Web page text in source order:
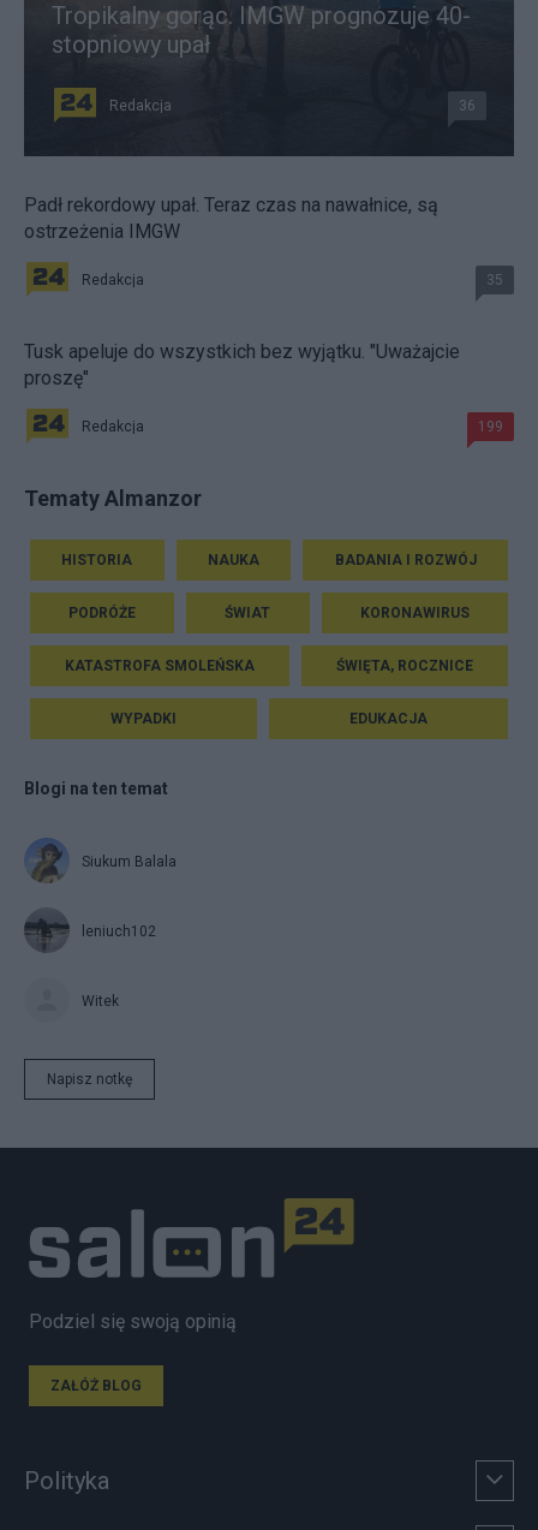
Tropikalny gorąc. IMGW prognozuje 40-
stopniowy upał
Redakcja 36
Padł rekordowy upał. Teraz czas na nawałnice, są
ostrzeżenia IMGW
Redakcja 35
Tusk apeluje do wszystkich bez wyjątku. "Uważajcie
proszę"
Redakcja 199
Tematy Almanzor
HISTORIA NAUKA BADANIA I ROZWÓJ
PODRÓŻE ŚWIAT KORONAWIRUS
KATASTROFA SMOLEŃSKA ŚWIĘTA, ROCZNICE
WYPADKI EDUKACJA
Blogi na ten temat
Siukum Balala
leniuch102
Witek
Napisz notkę
Podziel się swoją opinią
ZAŁÓŻ BLOG
Polityka